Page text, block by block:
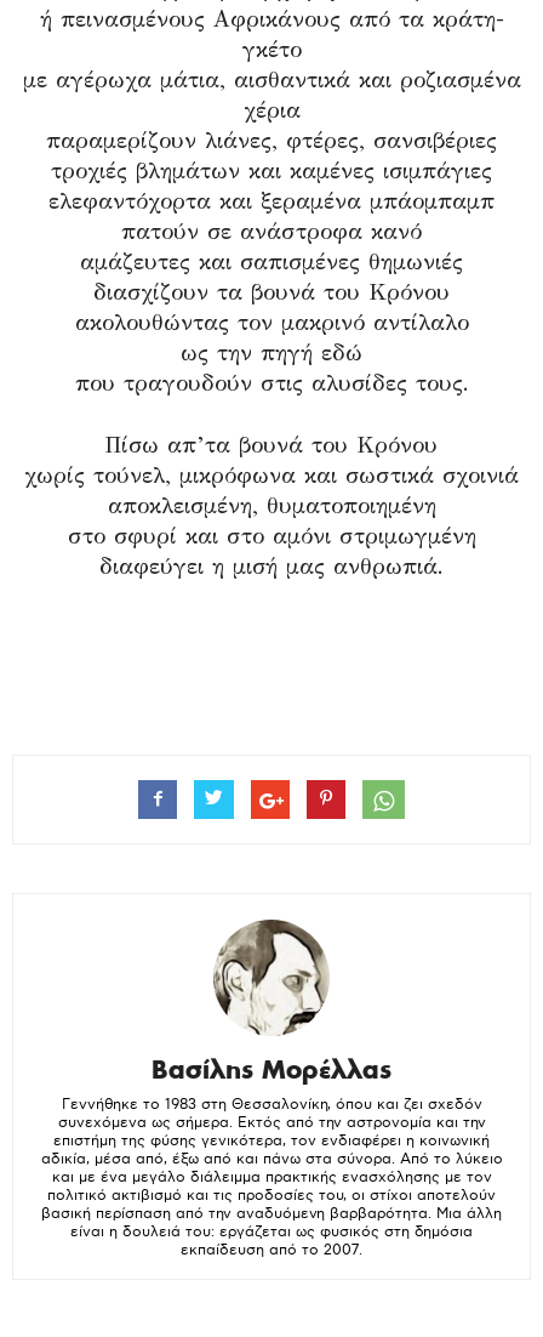
ή πεινασμένους Αφρικάνους από τα κράτη-
γκέτο
με αγέρωχα μάτια, αισθαντικά και ροζιασμένα
χέρια
παραμερίζουν λιάνες, φτέρες, σανσιβέριες
τροχιές βλημάτων και καμένες ισιμπάγιες
ελεφαντόχορτα και ξεραμένα μπάομπαμπ
πατούν σε ανάστροφα κανό
αμάζευτες και σαπισμένες θημωνιές
διασχίζουν τα βουνά του Κρόνου
ακολουθώντας τον μακρινό αντίλαλο
ως την πηγή εδώ
που τραγουδούν στις αλυσίδες τους.
Πίσω απ’τα βουνά του Κρόνου
χωρίς τούνελ, μικρόφωνα και σωστικά σχοινιά
αποκλεισμένη, θυματοποιημένη
στο σφυρί και στο αμόνι στριμωγμένη
διαφεύγει η μισή μας ανθρωπιά.
Βασίλης Μορέλλας
Γεννήθηκε το 1983 στη Θεσσαλονίκη, όπου και ζει σχεδόν
συνεχόμενα ως σήμερα. Εκτός από την αστρονομία και την
επιστήμη της φύσης γενικότερα, τον ενδιαφέρει η κοινωνική
αδικία, μέσα από, έξω από και πάνω στα σύνορα. Από το λύκειο
και με ένα μεγάλο διάλειμμα πρακτικής ενασχόλησης με τον
πολιτικό ακτιβισμό και τις προδοσίες του, οι στίχοι αποτελούν
βασική περίσπαση από την αναδυόμενη βαρβαρότητα. Μια άλλη
είναι η δουλειά του: εργάζεται ως φυσικός στη δημόσια
εκπαίδευση από το 2007.